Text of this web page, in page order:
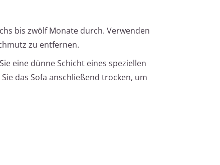
bis zwölf Monate durch. Verwenden
zu entfernen.
eine dünne Schicht eines speziellen
das Sofa anschließend trocken, um